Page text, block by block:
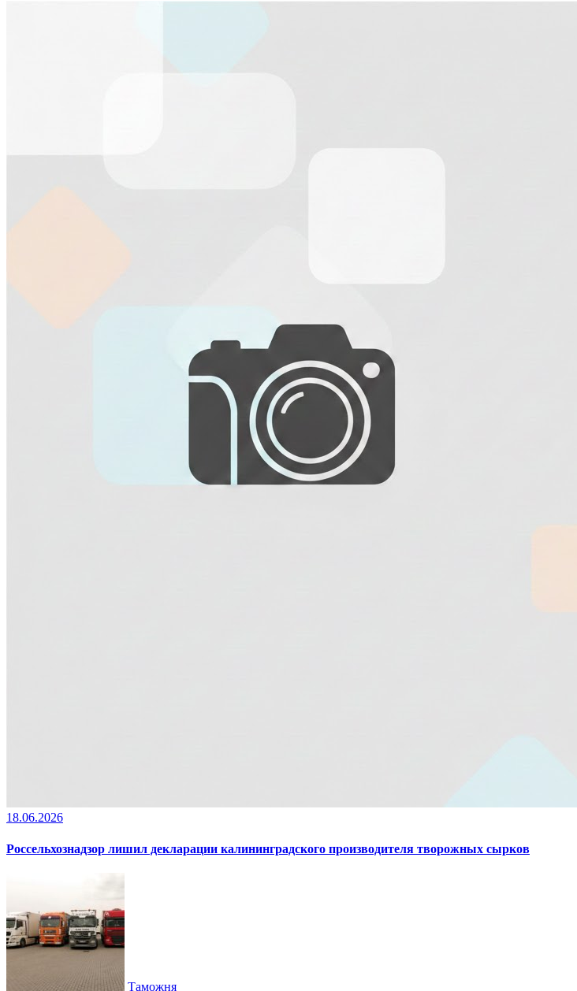
18.06.2026
Россельхознадзор лишил декларации калининградского производителя творожных сырков
Таможня